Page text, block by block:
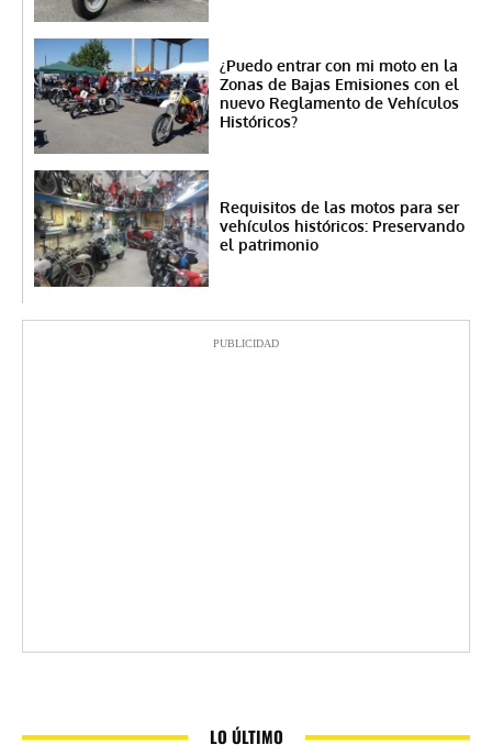
¿Puedo entrar con mi moto en la
Zonas de Bajas Emisiones con el
nuevo Reglamento de Vehículos
Históricos?
Requisitos de las motos para ser
vehículos históricos: Preservando
el patrimonio
PUBLICIDAD
LO ÚLTIMO